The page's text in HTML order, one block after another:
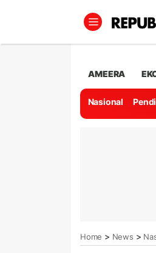
AMEERA
Nasional
Home > News >